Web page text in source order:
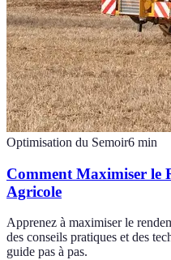
Optimisation du Semoir6 min
Comment Maximiser le
Agricole
Apprenez à maximiser le
des conseils pratiques et des
guide pas à pas.